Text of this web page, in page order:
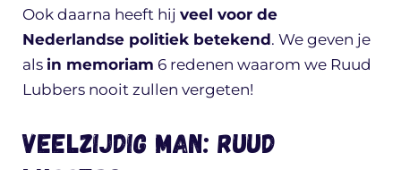
Ook daarna heeft hij veel voor de
Nederlandse politiek betekend. We geven je
als in memoriam 6 redenen waarom we Ruud
Lubbers nooit zullen vergeten!
Veelzijdig man: Ruud